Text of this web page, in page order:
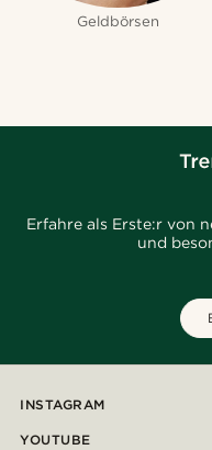
Geldbörsen
Erfahre als Erste:r von
und
INSTAGRAM
YOUTUBE